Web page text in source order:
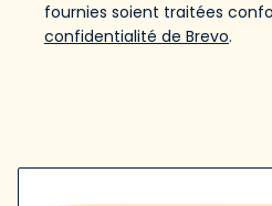
fournies soient traitées
confidentialité de Brevo.